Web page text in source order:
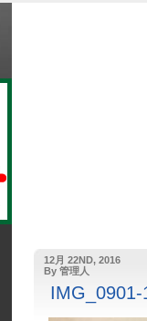
12月 22ND, 2016
By 管理人
IMG_0901-